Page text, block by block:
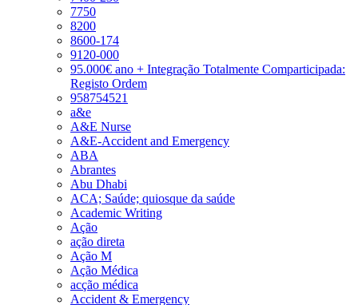
7750
8200
8600-174
9120-000
95.000€ ano + Integração Totalmente Comparticipada:
Registo Ordem
958754521
a&e
A&E Nurse
A&E-Accident and Emergency
ABA
Abrantes
Abu Dhabi
ACA; Saúde; quiosque da saúde
Academic Writing
Ação
ação direta
Ação M
Ação Médica
acção médica
Accident & Emergency